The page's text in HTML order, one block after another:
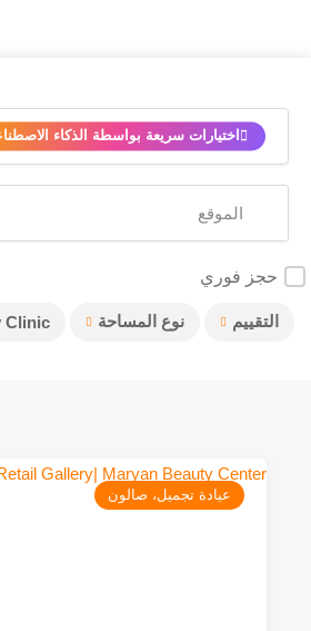
✨ اختيارات سريعة بواسطة الذكاء
حجز فوري
Clinic التقييم نوع المساحة
عيادة تجميل، صالون